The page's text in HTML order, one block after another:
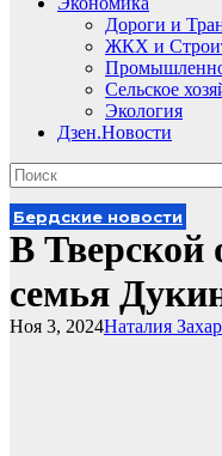
Дороги и
ЖКХ и
Сельское
Экология
Дзен.Новости
Бердские новости
В Тверской
семья
Наталия
Ноя 3, 2024